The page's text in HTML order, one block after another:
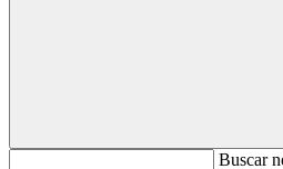
BuscarBuscar